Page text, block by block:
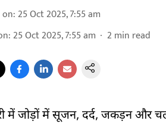
: 25 Oct 2025, 7:55 am
: 25 Oct 2025, 7:55 am 2 min read
में जोड़ों में सूजन, दर्द, जकड़न और